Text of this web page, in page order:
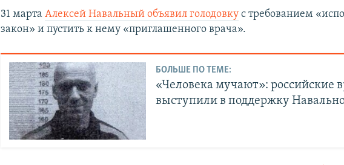
31 мартаАлексей Навальный объявил голодовку с требованием
закон» и пустить к нему «приглашенного врача».
БОЛЬШЕ ПО ТЕМЕ:
«Человека мучают»: российские
выступили в поддержку